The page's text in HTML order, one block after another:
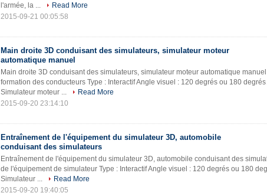
l'armée, la ...
Read More
2015-09-21 00:05:58
Main droite 3D conduisant des simulateurs, simulateur moteur
automatique manuel
Main droite 3D conduisant des simulateurs, simulateur moteur automatique
formation des conducteurs Type : Interactif Angle visuel : 120 degrés ou 180
Simulateur moteur ...
Read More
2015-09-20 23:14:10
Entraînement de l'équipement du simulateur 3D, automobile
conduisant des simulateurs
Entraînement de l'équipement du simulateur 3D, automobile conduisant des
de l'équipement de simulateur Type : Interactif Angle visuel : 120 degrés ou 180
Simulateur ...
Read More
2015-09-20 19:40:05